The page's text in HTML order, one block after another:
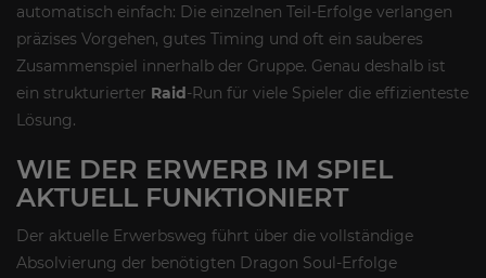
automatisch einfach: Die einzelnen Teil-Erfolge verlangen
präzises Vorgehen, gutes Timing und oft ein sauberes
Zusammenspiel innerhalb der Gruppe. Genau deshalb ist
ein strukturierter Raid-Run für viele Spieler die effizienteste
Lösung.
WIE DER ERWERB IM SPIEL
AKTUELL FUNKTIONIERT
Der aktuelle Erwerbsweg führt über die vollständige
Absolvierung der benötigten Dragon Soul-Erfolge